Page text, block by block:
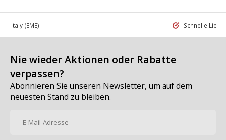
in Italy (EME) Schnelle
Nie wieder Aktionen oder Rabatte
verpassen?
Abonnieren Sie unseren Newsletter, um auf dem
neuesten Stand zu bleiben.